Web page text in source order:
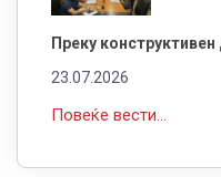
Преку
23.07.2026
Повеќе вести...